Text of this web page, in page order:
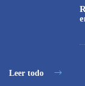
Leer todo